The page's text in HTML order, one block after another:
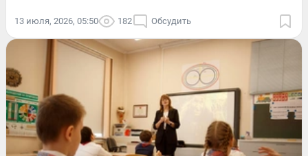
13 июля, 2026, 05:50 182 Обсудить